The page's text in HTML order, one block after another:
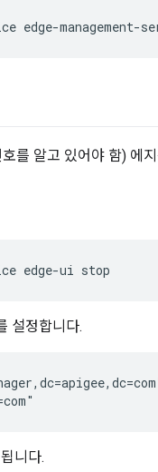
edge-management-
를 알고 있어야 함) 에
edge-ui stop
설정합니다.
니다.